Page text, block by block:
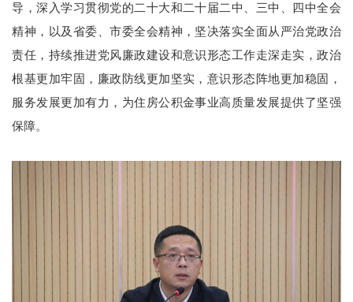
导，深入学习贯彻党的二十大和二十届二中、三中、四中全会
精神，以及省委、市委全会精神，坚决落实全面从严治党政治
责任，持续推进党风廉政建设和意识形态工作走深走实，政治
根基更加牢固，廉政防线更加坚实，意识形态阵地更加稳固，
服务发展更加有力，为住房公积金事业高质量发展提供了坚强
保障。